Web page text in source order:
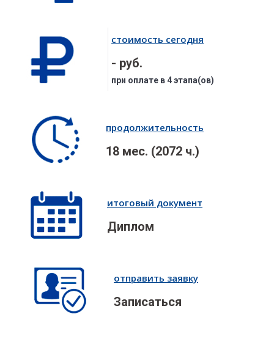
стоимость сегодня
- руб.
при оплате в 4 этапа(ов)
продолжительность
18 мес. (2072 ч.)
итоговый документ
Диплом
отправить заявку
Записаться